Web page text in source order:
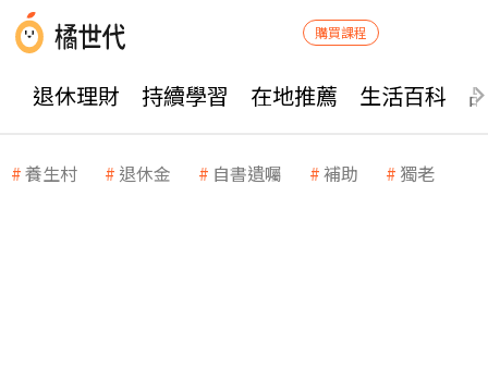
購買課程
退休理財 持續學習 在地推薦 生活百科
養生村 退休金 自書遺囑 補助 獨老